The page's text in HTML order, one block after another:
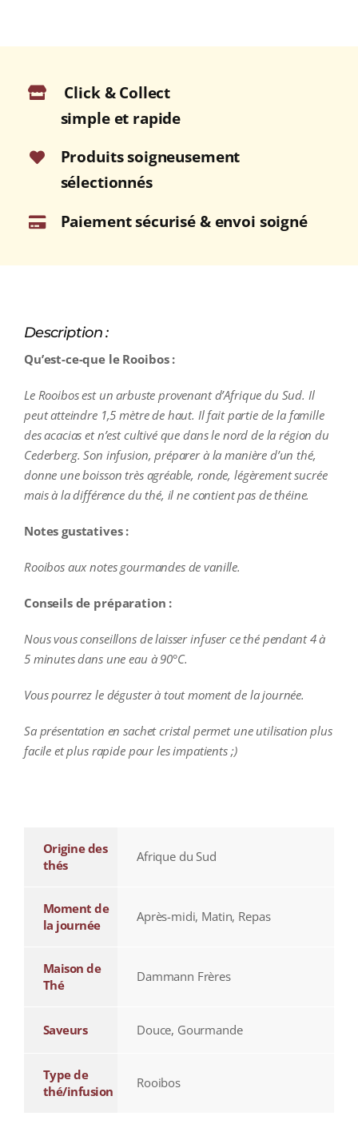
Click & Collect
simple et rapide
Produits soigneusement
sélectionnés
Paiement sécurisé & envoi soigné
Description :
Qu’est-ce-que le Rooibos :
Le Rooibos est un arbuste provenant d’Afrique du Sud. Il
peut atteindre 1,5 mètre de haut. Il fait partie de la famille
des acacias et n’est cultivé que dans le nord de la région du
Cederberg. Son infusion, préparer à la manière d’un thé,
donne une boisson très agréable, ronde, légèrement sucrée
mais à la différence du thé, il ne contient pas de théine.
Notes gustatives :
Rooibos aux notes gourmandes de vanille.
Conseils de préparation :
Nous vous conseillons de laisser infuser ce thé pendant 4 à
5 minutes dans une eau à 90°C.
Vous pourrez le déguster à tout moment de la journée.
Sa présentation en sachet cristal permet une utilisation plus
facile et plus rapide pour les impatients ;)
Origine des
thés
Afrique du Sud
Moment de
la journée
Après-midi, Matin, Repas
Maison de
Thé
Dammann Frères
Saveurs Douce, Gourmande
Type de
thé/infusion
Rooibos